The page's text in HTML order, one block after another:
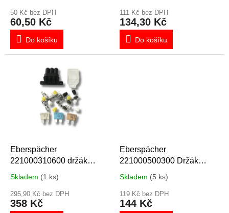
50 Kč bez DPH
60,50 Kč
Do košíku
111 Kč bez DPH
134,30 Kč
Do košíku
Eberspächer
221000310600 držák
Skladem (1 ks)
295,90 Kč bez DPH
358 Kč
Eberspächer
221000500300 Držák
Skladem (5 ks)
119 Kč bez DPH
144 Kč